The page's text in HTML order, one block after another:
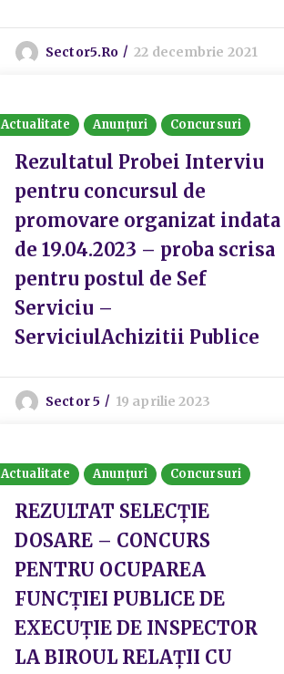
Sector5.ro 22 decembrie 2021
Actualitate Anunțuri Concursuri
Rezultatul Probei Interviu
pentru concursul de
promovare organizat indata
de 19.04.2023 – proba scrisa
pentru postul de Sef
Serviciu –
ServiciulAchizitii Publice
Sector 5 19 aprilie 2023
Actualitate Anunțuri Concursuri
REZULTAT SELECȚIE
DOSARE – CONCURS
PENTRU OCUPAREA
FUNCȚIEI PUBLICE DE
EXECUȚIE DE INSPECTOR
LA BIROUL RELAȚII CU